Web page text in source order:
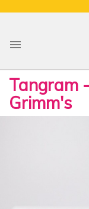

Tangram
Grimm's